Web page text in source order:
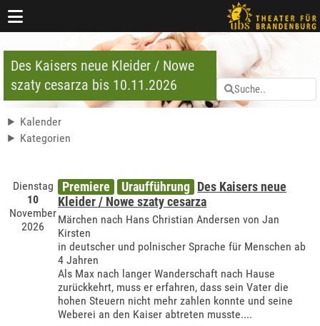
Des Kaisers neue Kleider / Nowe
szaty cesarza bis 10.11.2026
Kalender
Kategorien
Dienstag
10
November
2026
Premiere Uraufführung Des Kaisers neue
Kleider / Nowe szaty cesarza
Märchen nach Hans Christian Andersen von Jan
Kirsten
in deutscher und polnischer Sprache für Menschen ab
4 Jahren
Als Max nach langer Wanderschaft nach Hause
zurückkehrt, muss er erfahren, dass sein Vater die
hohen Steuern nicht mehr zahlen konnte und seine
Weberei an den Kaiser abtreten musste....